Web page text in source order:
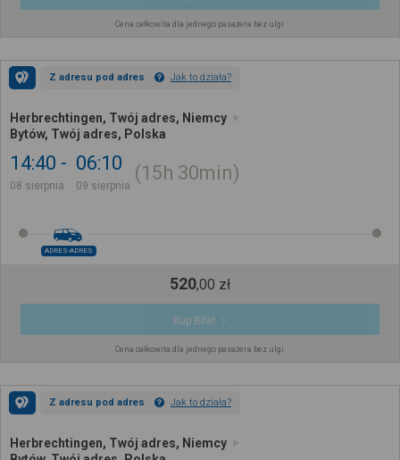
Cena całkowita dla jednego pasażera bez ulgi
Z adresu pod adres Jak to działa?
Herbrechtingen, Twój adres, Niemcy
Bytów, Twój adres, Polska
14:40
08 sierpnia
06:10
09 sierpnia
15h 30min
ADRES-ADRES
520,00 zł
Kup Bilet
Cena całkowita dla jednego pasażera bez ulgi
Z adresu pod adres Jak to działa?
Herbrechtingen, Twój adres, Niemcy